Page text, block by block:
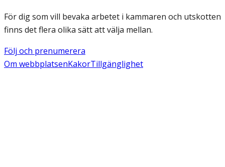
För dig som vill bevaka arbetet i kammaren och utskotten
finns det flera olika sätt att välja mellan.
Följ och prenumerera
Om webbplatsenKakorTillgänglighet